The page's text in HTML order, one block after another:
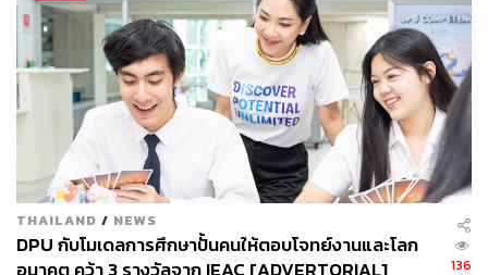
ทั้งนี้ ในวิดีโอยังเผย Easter Eggเป็นคอนโดมิเนียมแห่ง
อนาคต 2 แห่ง ที่ไม่เคยปรากฏในประเทศไทยมาก่อน หนึ่ง
เป็น Luxury Pool Villa ท่ามกลางแมกไม้บนตึกสูงระฟ้า ขณะ
ที่อีกแห่งเป็นภาพหญิงสาวอยู่ภายในคอนโดมิเนียมหรูที่มีผนัง
กระจกรูปโค้งลักษณะทรงกลมรอบล้อม ยื่นแหวกเข้าไปใน
อากาศ เผยภาพวิวพาโนรามาของสวนสีเขียวใจกลางเมือง
ก่อนที่ประเสริฐจะมาเฉลย (แบบไม่หมด) ว่าทั้งสองแห่งคือ
คอนโดมิเนียมระดับไฮเอนด์ 2 แบรนด์ใหม่ ตัวท็อปสุดที่เคย
ทำมา ซึ่งกำลังจะก่อสร้างในอนาคต เพื่อตอบโจทย์ดีมานด์
คอนโดมิเนียมระดับไฮเอนด์ที่มีอยู่จริง โดยแห่งแรกจะนำ
THAILAND / NEWS
DPU กับโมเดลการศึกษาปั้นคนให้ตอบโจทย์งานและโลก
136